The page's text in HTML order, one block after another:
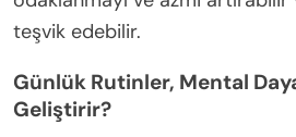
teşvik edebilir.
Günlük Rutinler, Mental
Geliştirir?